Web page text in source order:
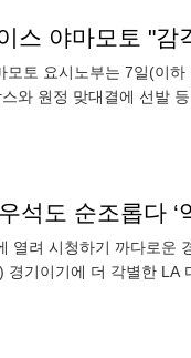
토 요시노부는 7일(이
와 원정 맞대결에 선발
열려 시청하기 까다로운
기이기에 더 각별한 LA